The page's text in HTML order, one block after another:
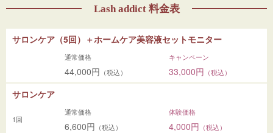
Lash addict 料金表
サロンケア（5回）＋ホームケア美容液セットモニター
通常価格
44,000円 （税込）
キャンペーン
33,000円 （税込）
サロンケア
1回
通常価格
6,600円 （税込）
体験価格
4,000円 （税込）